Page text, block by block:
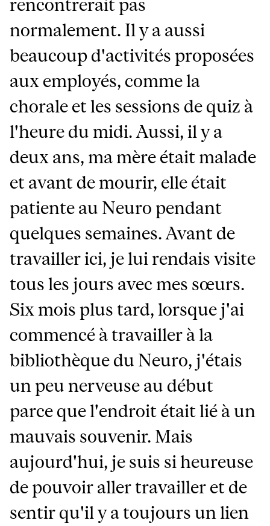
rencontrerait pas
normalement. Il y a aussi
beaucoup d'activités proposées
aux employés, comme la
chorale et les sessions de quiz à
l'heure du midi. Aussi, il y a
deux ans, ma mère était malade
et avant de mourir, elle était
patiente au Neuro pendant
quelques semaines. Avant de
travailler ici, je lui rendais visite
tous les jours avec mes sœurs.
Six mois plus tard, lorsque j'ai
commencé à travailler à la
bibliothèque du Neuro, j'étais
un peu nerveuse au début
parce que l'endroit était lié à un
mauvais souvenir. Mais
aujourd'hui, je suis si heureuse
de pouvoir aller travailler et de
sentir qu'il y a toujours un lien